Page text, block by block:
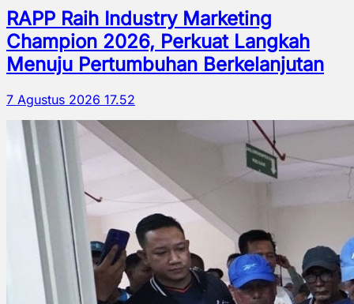
RAPP Raih Industry Marketing
Champion 2026, Perkuat Langkah
Menuju Pertumbuhan Berkelanjutan
7 Agustus 2026 17.52